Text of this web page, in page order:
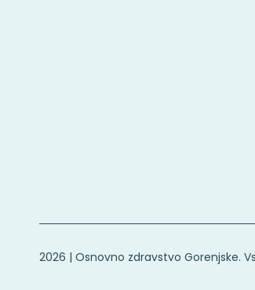
2026 | Osnovno zdravstvo Gorenjske.